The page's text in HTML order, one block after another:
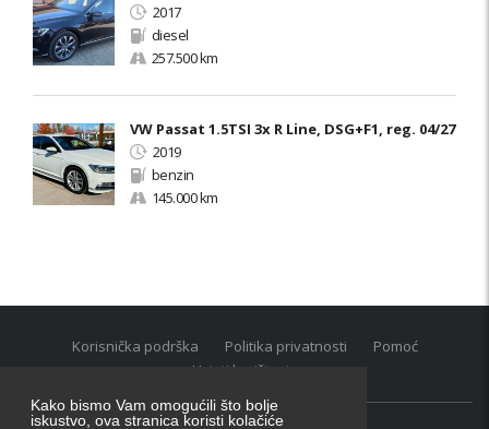
Kako bismo Vam omogućili što bolje
iskustvo, ova stranica koristi kolačiće
2017
diesel
257.500 km
VW Passat 1.5TSI 3x R Line, DSG+F1, reg. 04/27
2019
benzin
145.000 km
Korisnička podrška Politika privatnosti
Pomoć
Uvjeti korištenja